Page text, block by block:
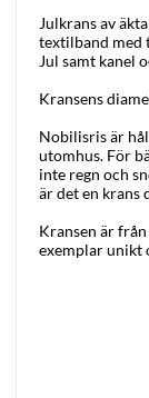
Julkrans av
textilband med
Jul samt kanel
Kransens
Nobilisris är
utomhus. För
inte regn och
är det en krans
Kransen är
exemplar unikt